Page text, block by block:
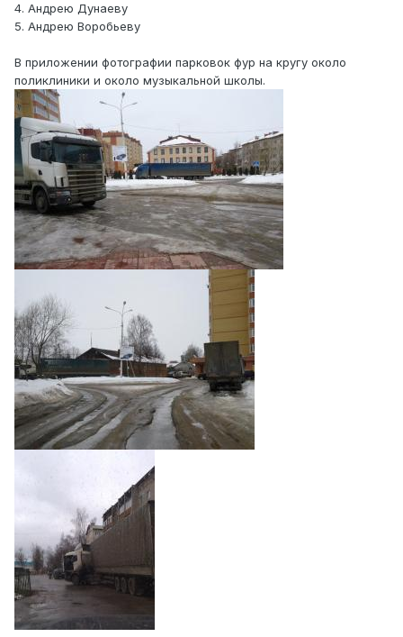
4. Андрею Дунаеву
5. Андрею Воробьеву
В приложении фотографии парковок фур на кругу около
поликлиники и около музыкальной школы.